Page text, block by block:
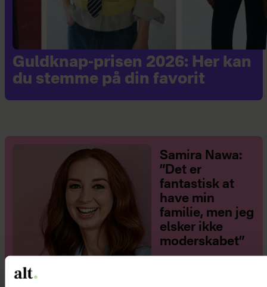
Guldknap-prisen 2026: Her kan
du stemme på din favorit
Samira Nawa:
”Det er
fantastisk at
have min
familie, men jeg
elsker ikke
moderskabet”